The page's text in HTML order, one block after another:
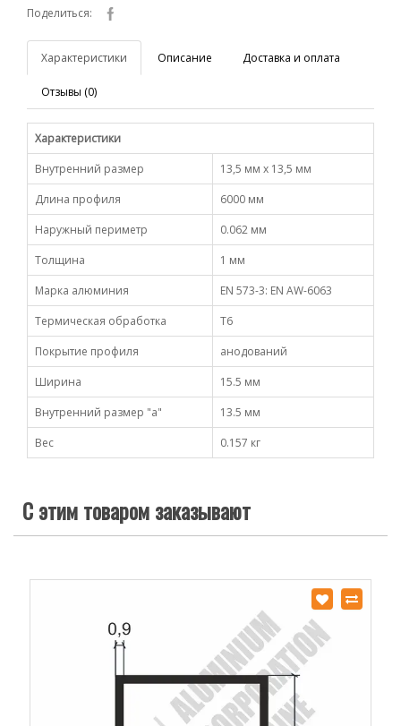
Поделиться:
Характеристики Описание Доставка и оплата
Отзывы (0)
Характеристики
Внутренний размер
13,5 мм х 13,5 мм
Длина профиля
6000 мм
Наружный периметр
0.062 мм
Толщина
1 мм
Марка алюминия
EN 573-3: EN AW-6063
Термическая обработка
Т6
Покрытие профиля
анодований
Ширина
15.5 мм
Внутренний размер "a"
13.5 мм
Вес
0.157 кг
С этим товаром заказывают